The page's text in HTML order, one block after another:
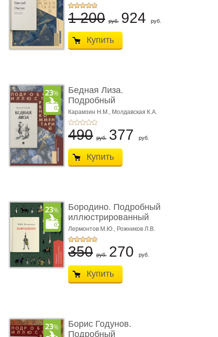
1 200 руб. 924 руб.
Купить
Бедная Лиза.
Подробный
иллюстрированный
комме ...
Карамзин Н.М., Молдавская К.А.
490 руб. 377 руб.
Купить
Бородино. Подробный
иллюстрированный
коммент� ...
Лермонтов М.Ю., Рожников Л.В.
350 руб. 270 руб.
Купить
Борис Годунов.
Подробный